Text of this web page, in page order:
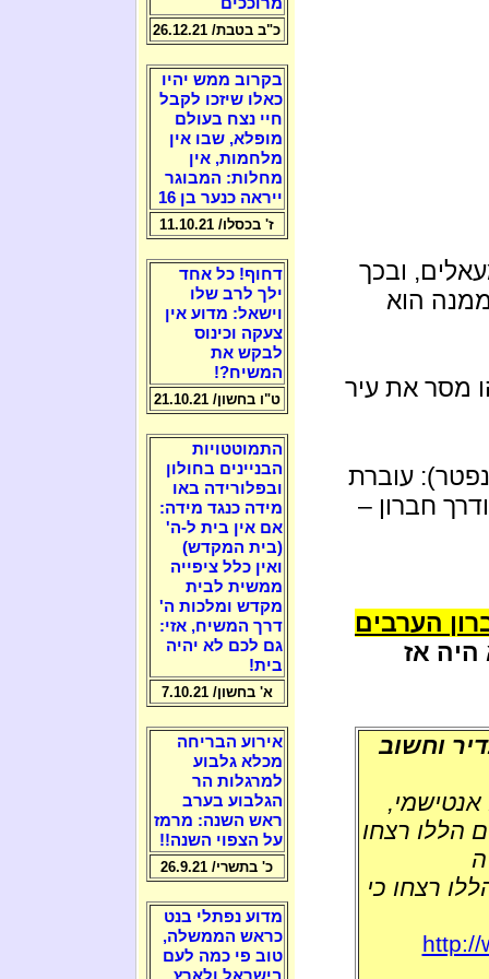
ובכך
הוא
מסר את עיר
עוברת
חברון –
הערבים
ב- 1929: לא היה אז
וחשוב
אנטישמי,
הללו רצחו
רצחו כי
http://
כ"ב בטבת/ 26.12.21
בקרוב ממש יהיו
כאלו שיזכו לקבל
חיי נצח בעולם
מופלא, שבו אין
מלחמות, אין
מחלות: המבוגר
ייראה כנער בן 16
ז' בכסלו/ 11.10.21
דחוף! כל אחד
ילך לרב שלו
וישאל: מדוע אין
צעקה וכינוס
לבקש את
המשיח?!
ט"ו בחשון/ 21.10.21
התמוטטויות
הבניינים בחולון
ובפלורידה באו
מידה כנגד מידה:
אם אין בית ל-ה'
(בית המקדש)
ואין כלל ציפייה
ממשית לבית
מקדש ומלכות ה'
דרך המשיח, אזי:
גם לכם לא יהיה
בית!
א' בחשון/ 7.10.21
אירוע הבריחה
מכלא גלבוע
למרגלות הר
הגלבוע בערב
ראש השנה: מרמז
על הצפוי השנה!!
כ' בתשרי/ 26.9.21
מדוע נפתלי בנט
כראש הממשלה,
טוב פי כמה לעם